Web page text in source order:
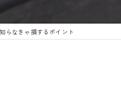
らなきゃ損するポイント